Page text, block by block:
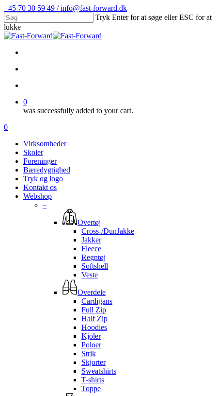
Skip
to
main
content
+45 70 30 59 49 / info@fast-forward.dk
Tryk Enter for at søge eller ESC for at
lukke
Close
0
was successfully added to your cart.
Menu
search
account
0
Virksomheder
Skoler
Foreninger
Bæredygtighed
Tryk og logo
Kontakt os
Webshop
–
Overtøj
Cross-/DunJakke
Jakker
Fleece
Regntøj
Softshell
Veste
Overdele
Cardigans
Full Zip
Half Zip
Hoodies
Kjoler
Poloer
Strik
Skjorter
Sweatshirts
T-shirts
Toppe